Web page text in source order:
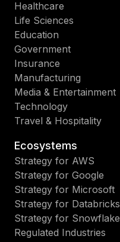
Healthcare
Life Sciences
Education
Government
Insurance
Manufacturing
Media & Entertainment
Technology
Travel & Hospitality
Ecosystems
Strategy for AWS
Strategy for Google
Strategy for Microsoft
Strategy for Databricks
Strategy for Snowflake
Regulated Industries